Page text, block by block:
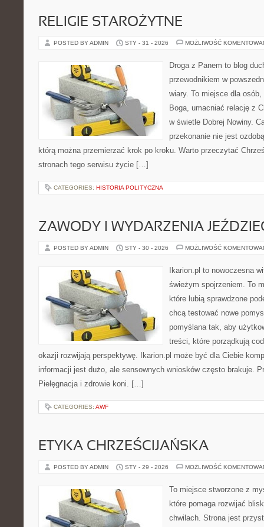
RELIGIE STAROŻYTNE
POSTED BY ADMIN STY - 31 - 2026 MOŻLIWOŚĆ
Droga z Panem to blog
przewodnikiem w
wiary. To miejsce dla
Boga, umacniać relację z
w świetle Dobrej Nowiny.
przekonanie nie jest
którą można przemierzać krok po kroku. Warto przeczytać
stronach tego serwisu życie […]
CATEGORIES: HISTORIA POLITYCZNA
ZAWODY I WYDARZENIA
POSTED BY ADMIN STY - 30 - 2026 MOŻLIWOŚĆ
Ikarion.pl to nowoczesna
świeżym spojrzeniem. To
które lubią sprawdzone
chcą testować nowe
pomyślana tak, aby
treści, które porządkują
okazji rozwijają perspektywę. Ikarion.pl może być dla Ciebie
informacji jest dużo, ale sensownych wniosków często brakuje.
Pielęgnacja i zdrowie koni. […]
CATEGORIES: AWF
ETYKA CHRZEŚCIJAŃSKA
POSTED BY ADMIN STY - 29 - 2026 MOŻLIWOŚĆ
To miejsce stworzone z
które pomaga rozwijać
chwilach. Strona jest